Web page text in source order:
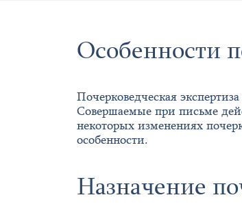
Особенности
Почерковедческая
Совершаемые при письме
некоторых изменениях
особенности.
Назначение